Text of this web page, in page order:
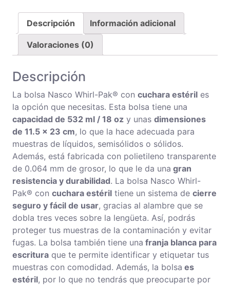
con
cuchara
cantidad
Descripción Información adicional
Valoraciones (0)
Descripción
La bolsa Nasco Whirl-Pak® con cuchara estéril es
la opción que necesitas. Esta bolsa tiene una
capacidad de 532 ml / 18 oz y unas dimensiones
de 11.5 x 23 cm, lo que la hace adecuada para
muestras de líquidos, semisólidos o sólidos.
Además, está fabricada con polietileno transparente
de 0.064 mm de grosor, lo que le da una gran
resistencia y durabilidad. La bolsa Nasco Whirl-
Pak® con cuchara estéril tiene un sistema de cierre
seguro y fácil de usar, gracias al alambre que se
dobla tres veces sobre la lengüeta. Así, podrás
proteger tus muestras de la contaminación y evitar
fugas. La bolsa también tiene una franja blanca para
escritura que te permite identificar y etiquetar tus
muestras con comodidad. Además, la bolsa es
estéril, por lo que no tendrás que preocuparte por